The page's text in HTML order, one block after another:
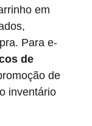
em
Para e-
de
de
inventário